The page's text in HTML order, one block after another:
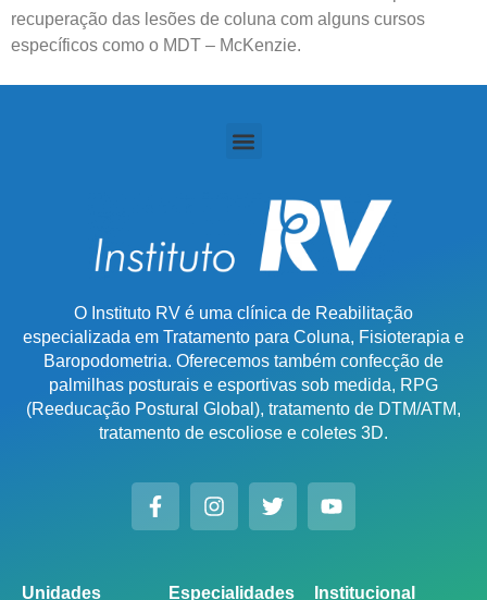
recuperação das lesões de coluna com alguns cursos
específicos como o MDT – McKenzie.
O Instituto RV é uma clínica de Reabilitação
especializada em Tratamento para Coluna, Fisioterapia e
Baropodometria. Oferecemos também confecção de
palmilhas posturais e esportivas sob medida, RPG
(Reeducação Postural Global), tratamento de DTM/ATM,
tratamento de escoliose e coletes 3D.
Unidades Especialidades Institucional